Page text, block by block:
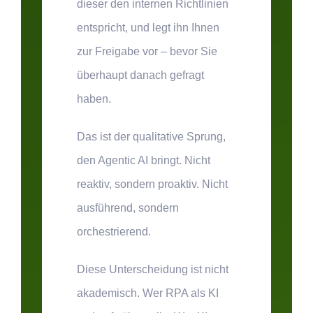
dieser den internen Richtlinien
entspricht, und legt ihn Ihnen
zur Freigabe vor – bevor Sie
überhaupt danach gefragt
haben.
Das ist der qualitative Sprung,
den Agentic AI bringt. Nicht
reaktiv, sondern proaktiv. Nicht
ausführend, sondern
orchestrierend.
Diese Unterscheidung ist nicht
akademisch. Wer RPA als KI